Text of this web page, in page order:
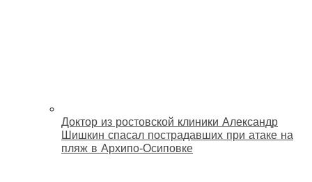
Доктор из ростовской клиники Александр
Шишкин спасал пострадавших при атаке на
пляж в Архипо‑Осиповке